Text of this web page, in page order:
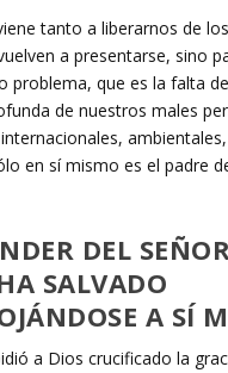
tanto a liberarnos de
a presentarse, sino
problema, que es la falta
de nuestros males
en sí mismo es el padre
DEL
SALVADO
A SÍ
a Dios crucificado la